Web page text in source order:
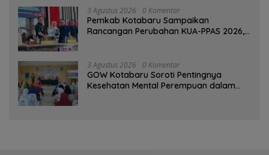
3 Agustus 2026 0 Komentar
Pemkab Kotabaru Sampaikan
Rancangan Perubahan KUA-PPAS 2026,
3 Agustus 2026 0 Komentar
GOW Kotabaru Soroti Pentingnya
Kesehatan Mental Perempuan dalam